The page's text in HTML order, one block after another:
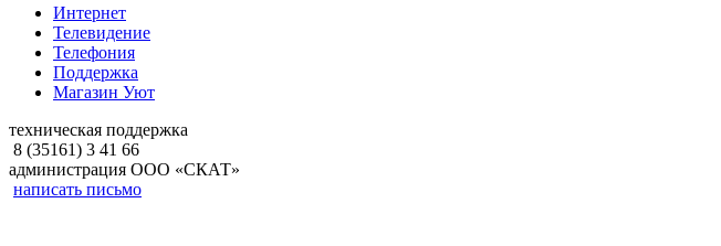
Интернет
Телевидение
Телефония
Поддержка
Магазин Уют
техническая поддержка
8 (35161) 3 41 66
администрация ООО «СКАТ»
написать письмо